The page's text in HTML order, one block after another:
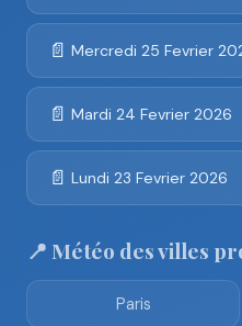
📄 Mercredi 25 Fevrier
📄 Mardi 24 Fevrier 2026
📄 Lundi 23 Fevrier 2026
📍 Météo des villes
Paris